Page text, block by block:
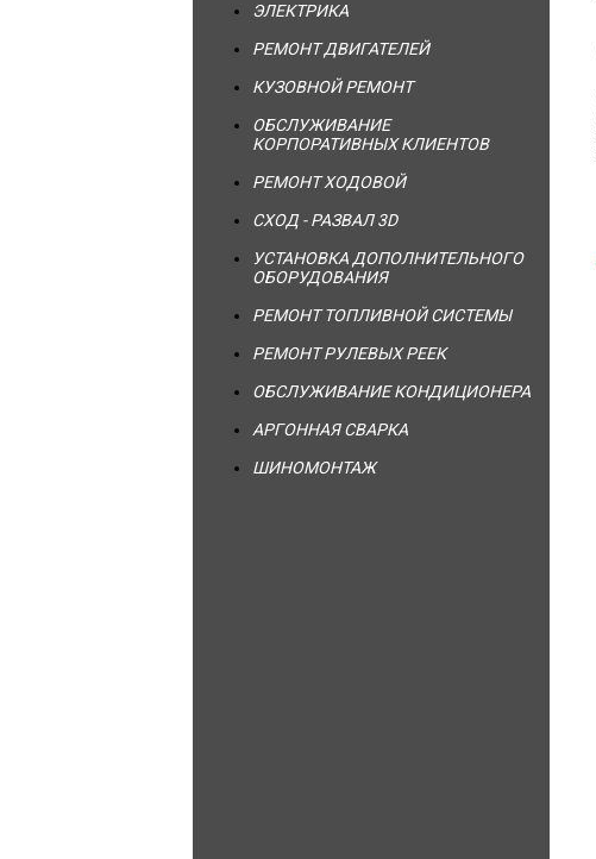
ЭЛЕКТРИКА
РЕМОНТ ДВИГАТЕЛЕЙ
КУЗОВНОЙ РЕМОНТ
ОБСЛУЖИВАНИЕ
КОРПОРАТИВНЫХ КЛИЕНТОВ
РЕМОНТ ХОДОВОЙ
СХОД - РАЗВАЛ 3D
УСТАНОВКА ДОПОЛНИТЕЛЬНОГО
ОБОРУДОВАНИЯ
РЕМОНТ ТОПЛИВНОЙ СИСТЕМЫ
РЕМОНТ РУЛЕВЫХ РЕЕК
ОБСЛУЖИВАНИЕ КОНДИЦИОНЕРА
АРГОННАЯ СВАРКА
ШИНОМОНТАЖ